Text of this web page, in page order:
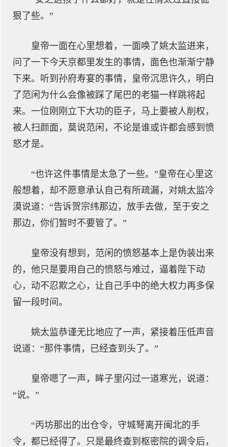
狠了些。”
皇帝一面在心里想着，一面唤了姚太监进来，
问了一下今天京都里发生的事情，面色也渐渐宁静
下来。听到孙府寿宴的事情，皇帝沉思许久，明白
了范闲为什么会像被踩了尾巴的老猫一样跳将起
来。一位刚刚立下大功的臣子，马上要被人削权，
被人扫颜面，莫说范闲，不论是谁或许都会感到愤
怒才是。
“也许这件事情是太急了一些。”皇帝在心里这
般想着，却不愿意承认自己有所疏漏，对姚太监冷
漠说道：“告诉贺宗纬那边，放手去做，至于安之
那边，你们暂时不要管了。”
皇帝没有想到，范闲的愤怒基本上是伪装出来
的，他只是要用自己的愤怒与难过，逼着陛下动
心，动不忍欺之心，让自己手中的绝大权力再多保
留一段时间。
姚太监恭谨无比地应了一声，紧接着压低声音
说道：“那件事情，已经查到头了。”
皇帝嗯了一声，眸子里闪过一道寒光，说道：
“说。”
“丙坊那出的出仓令，守城弩离开闽北的手
令，都已经得了。只是最终查到枢密院的调令后，